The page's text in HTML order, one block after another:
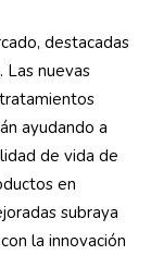
destacadas
Las nuevas
ayudando a
de vida de
en
subraya
la innovación